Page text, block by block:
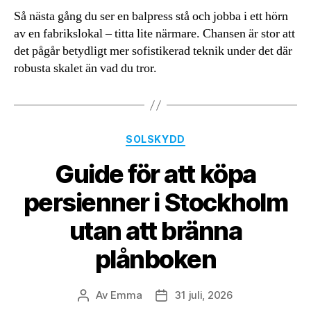
Så nästa gång du ser en balpress stå och jobba i ett hörn
av en fabrikslokal – titta lite närmare. Chansen är stor att
det pågår betydligt mer sofistikerad teknik under det där
robusta skalet än vad du tror.
Kategorier
SOLSKYDD
Guide för att köpa
persienner i Stockholm
utan att bränna
plånboken
Inläggsförfattare
Av Emma Inläggsdatum
31 juli, 2026